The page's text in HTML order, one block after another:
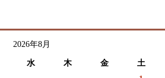
2026年8月
水 木 金 土